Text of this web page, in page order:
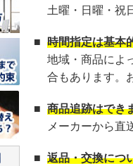
土曜・日曜・祝
■ 時間指定は基本
地域・商品によ
合もあります。
■ 商品追跡はでき
メーカーから直
■ 返品・交換につ